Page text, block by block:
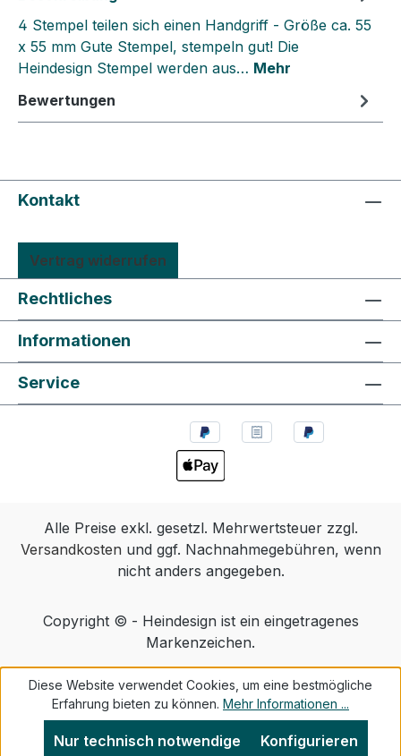
4 Stempel teilen sich einen Handgriff - Größe ca. 55
x 55 mm Gute Stempel, stempeln gut! Die
Heindesign Stempel werden aus… Mehr
Bewertungen
Kontakt
Vertrag widerrufen
Rechtliches
Informationen
Service
Alle Preise exkl. gesetzl. Mehrwertsteuer zzgl.
Versandkosten und ggf. Nachnahmegebühren, wenn
nicht anders angegeben.
Copyright © - Heindesign ist ein eingetragenes
Markenzeichen.
Diese Website verwendet Cookies, um eine bestmögliche
Erfahrung bieten zu können. Mehr Informationen ...
Nur technisch notwendige Konfigurieren